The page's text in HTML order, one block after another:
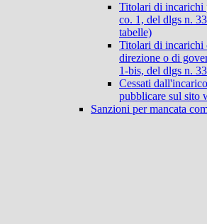
Titolari di incarichi
co. 1, del dlgs n.
tabelle)
Titolari di incarichi
direzione o di
1-bis, del dlgs n.
Cessati
pubblicare sul sito
Sanzioni per mancata